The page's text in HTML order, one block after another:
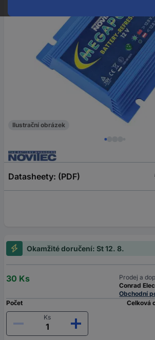
Ilustrační obrázek
Datasheety: (PDF)
Okamžité doručení: St 12. 8.
30 Ks
Prodej a
Conrad
Obchodní
Počet
Ks
Celková